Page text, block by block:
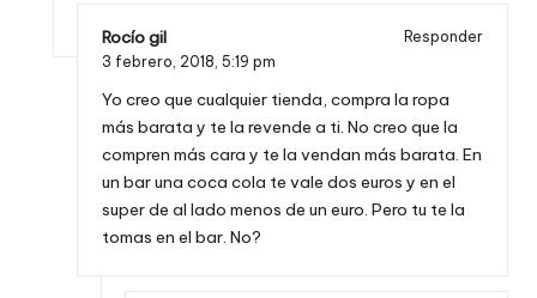
Rocío gil
Responder
3 febrero, 2018, 5:19 pm
Yo creo que cualquier tienda, compra la ropa
más barata y te la revende a ti. No creo que la
compren más cara y te la vendan más barata. En
un bar una coca cola te vale dos euros y en el
super de al lado menos de un euro. Pero tu te la
tomas en el bar. No?